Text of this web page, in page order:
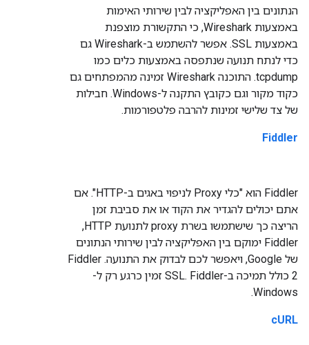
הנתונים בין האפליקציה לבין שירותי האימות
באמצעות Wireshark, כי התקשורת מוצפנת
באמצעות SSL. אפשר להשתמש ב-Wireshark גם
כדי לנתח תנועה שנתפסה באמצעות כלים כמו
tcpdump. התוכנה Wireshark זמינה מהמפתחים גם
כקוד מקור וגם כקובץ התקנה ל-Windows. חבילות
של צד שלישי זמינות להרבה פלטפורמות.
Fiddler
Fiddler הוא "כלי Proxy לניפוי באגים ב-HTTP". אם
אתם יכולים להגדיר את הקוד או את סביבת זמן
הריצה כך שישתמשו בשרת proxy לתנועת HTTP,‏
Fiddler ימוקם בין האפליקציה לבין שירותי הנתונים
של Google, ויאפשר לכם לבדוק את התנועה. ‫Fiddler
2 כולל תמיכה ב-SSL. Fiddler זמין כרגע רק ל-
Windows.
cURL